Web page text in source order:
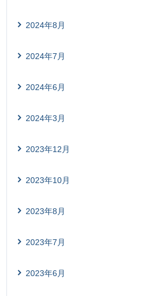
2024年8月
2024年7月
2024年6月
2024年3月
2023年12月
2023年10月
2023年8月
2023年7月
2023年6月